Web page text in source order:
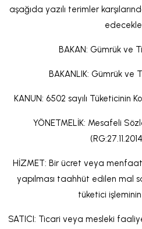
aşağıda yazılı terimler
BAKAN: Gümrük ve
BAKANLIK: Gümrük ve
KANUN: 6502 sayılı Tüketicinin
YÖNETMELİK: Mesafeli
HİZMET: Bir ücret veya menfaat
yapılması taahhüt edilen mal
tüketici işleminin
SATICI: Ticari veya mesleki